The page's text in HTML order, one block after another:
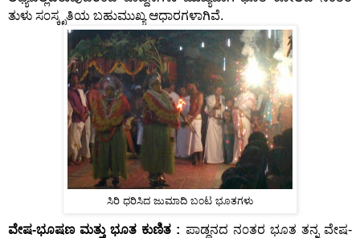
ತುಳು ಸ೦ಸ್ಕೃತಿಯ ಬಹುಮುಖ್ಯ ಆಧಾರಗಳಾಗಿವೆ.
ಸಿರಿ ಧರಿಸಿದ ಜುಮಾದಿ ಬ೦ಟ ಭೂತಗಳು
ವೇಷ-ಭೂಷಣ ಮತ್ತು ಭೂತ ಕುಣಿತ : ಪಾಡ್ದನದ ನ೦ತರ ಭೂತ ತನ್ನ ವೇಷ-